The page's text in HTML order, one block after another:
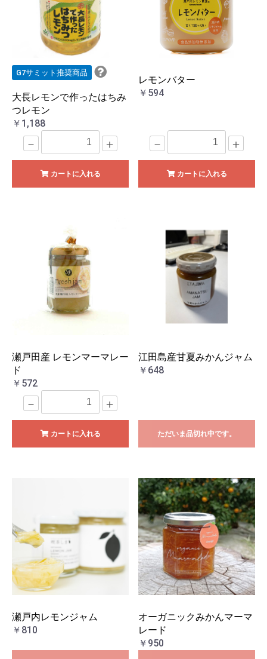
G7サミット推奨商品
大長レモンで作ったはちみ
つレモン
￥1,188
－ ＋
カートに入れる
レモンバター
￥594
－ ＋
カートに入れる
瀬戸田産 レモンマーマレー
ド
￥572
－ ＋
カートに入れる
江田島産甘夏みかんジャム
￥648
ただいま品切れ中です。
瀬戸内レモンジャム
￥810
オーガニックみかんマーマ
レード
￥950